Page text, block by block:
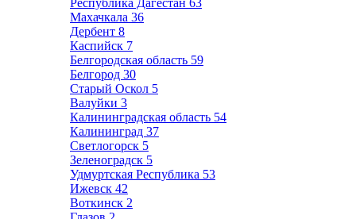
Республика Дагестан 63
Махачкала 36
Дербент 8
Каспийск 7
Белгородская область 59
Белгород 30
Старый Оскол 5
Валуйки 3
Калининградская область 54
Калининград 37
Светлогорск 5
Зеленоградск 5
Удмуртская Республика 53
Ижевск 42
Воткинск 2